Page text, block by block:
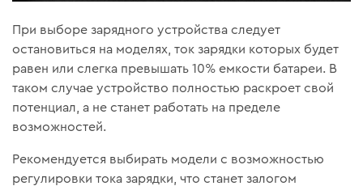
При выборе зарядного устройства следует
остановиться на моделях, ток зарядки которых будет
равен или слегка превышать 10% емкости батареи. В
таком случае устройство полностью раскроет свой
потенциал, а не станет работать на пределе
возможностей.
Рекомендуется выбирать модели с возможностью
регулировки тока зарядки, что станет залогом